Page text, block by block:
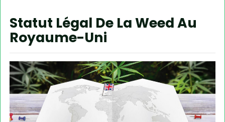
Statut Légal De La Weed Au
Royaume-Uni